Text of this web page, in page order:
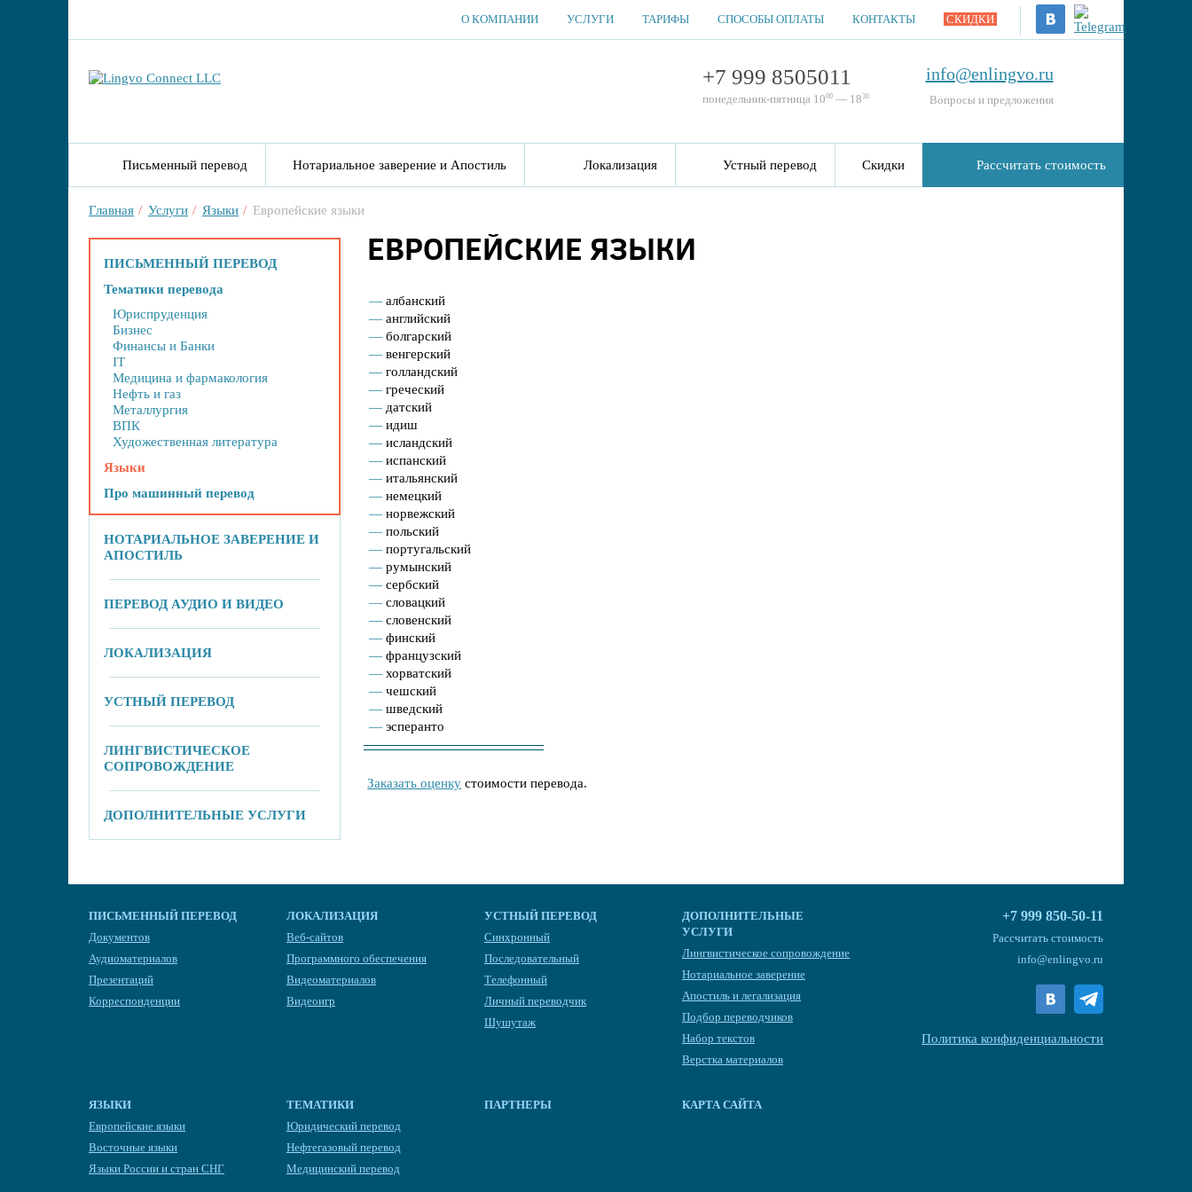
О КОМПАНИИ УСЛУГИ ТАРИФЫ СПОСОБЫ ОПЛАТЫ КОНТАКТЫ СКИДКИ
info@enlingvo.ru
Вопросы и предложения
+7 999 8505011
понедельник-пятница 1000 — 1830
Письменный перевод Нотариальное заверение и Апостиль Локализация Устный перевод Скидки Рассчитать стоимость
Главная Услуги Языки Европейские языки
ЕВРОПЕЙСКИЕ ЯЗЫКИ
албанский
английский
болгарский
венгерский
голландский
греческий
датский
идиш
исландский
испанский
итальянский
немецкий
норвежский
польский
португальский
румынский
сербский
словацкий
словенский
финский
французский
хорватский
чешский
шведский
эсперанто
Заказать оценку стоимости перевода.
ПИСЬМЕННЫЙ ПЕРЕВОД
Тематики перевода
Юриспруденция
Бизнес
Финансы и Банки
IT
Медицина и фармакология
Нефть и газ
Металлургия
ВПК
Художественная литература
Языки
Про машинный перевод
НОТАРИАЛЬНОЕ ЗАВЕРЕНИЕ И
АПОСТИЛЬ
ПЕРЕВОД АУДИО И ВИДЕО
ЛОКАЛИЗАЦИЯ
УСТНЫЙ ПЕРЕВОД
ЛИНГВИСТИЧЕСКОЕ
СОПРОВОЖДЕНИЕ
ДОПОЛНИТЕЛЬНЫЕ УСЛУГИ
ПИСЬМЕННЫЙ ПЕРЕВОД
Документов
Аудиоматериалов
Презентаций
Корреспонденции
ЛОКАЛИЗАЦИЯ
Веб-сайтов
Программного обеспечения
Видеоматериалов
Видеоигр
УСТНЫЙ ПЕРЕВОД
Синхронный
Последовательный
Телефонный
Личный переводчик
Шушутаж
ДОПОЛНИТЕЛЬНЫЕ
УСЛУГИ
Лингвистическое сопровождение
Нотариальное заверение
Апостиль и легализация
Подбор переводчиков
Набор текстов
Верстка материалов
ЯЗЫКИ
Европейские языки
Восточные языки
Языки России и стран СНГ
ТЕМАТИКИ
Юридический перевод
Нефтегазовый перевод
Медицинский перевод
ПАРТНЕРЫ КАРТА САЙТА
+7 999 850-50-11
Рассчитать стоимость
info@enlingvo.ru
Политика конфиденциальности